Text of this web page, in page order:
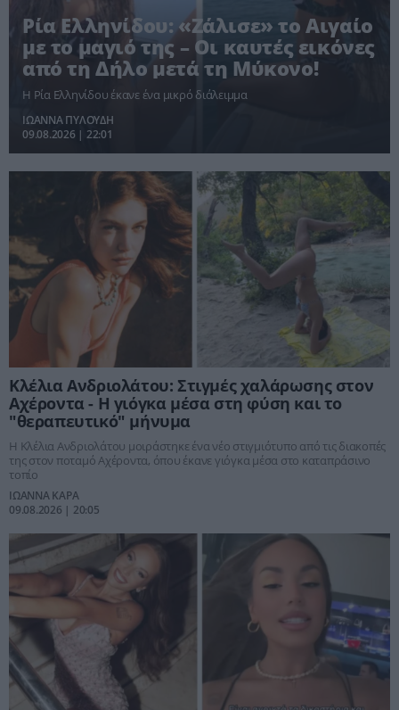
Ρία Ελληνίδου: «Ζάλισε» το Αιγαίο
με το μαγιό της – Οι καυτές εικόνες
από τη Δήλο μετά τη Μύκονο!
Η Ρία Ελληνίδου έκανε ένα μικρό διάλειμμα
ΙΩΑΝΝΑ ΠΥΛΟΥΔΗ
09.08.2026 | 22:01
Κλέλια Ανδριολάτου: Στιγμές χαλάρωσης στον
Αχέροντα - Η γιόγκα μέσα στη φύση και το
"θεραπευτικό" μήνυμα
Η Κλέλια Ανδριολάτου μοιράστηκε ένα νέο στιγμιότυπο από τις διακοπές
της στον ποταμό Αχέροντα, όπου έκανε γιόγκα μέσα στο καταπράσινο
τοπίο
ΙΩΑΝΝΑ ΚΑΡΑ
09.08.2026 | 20:05